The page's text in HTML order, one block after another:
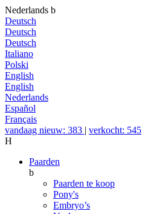
Nederlands b
Deutsch
Deutsch
Deutsch
Italiano
Polski
English
English
Nederlands
Español
Français
vandaag nieuw: 383 | verkocht: 545
H
Paarden
b
Paarden te koop
Pony's
Embryo’s